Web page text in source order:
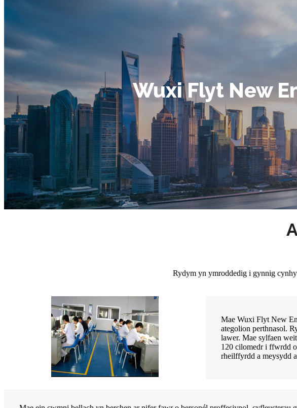
Wuxi Flyt New
Rydym yn ymroddedig i gynnig
Mae Wuxi Flyt New
ategolion perthnasol.
lawer. Mae sylfaen
120 cilomedr i ffwrdd
rheilffyrdd a meysydd